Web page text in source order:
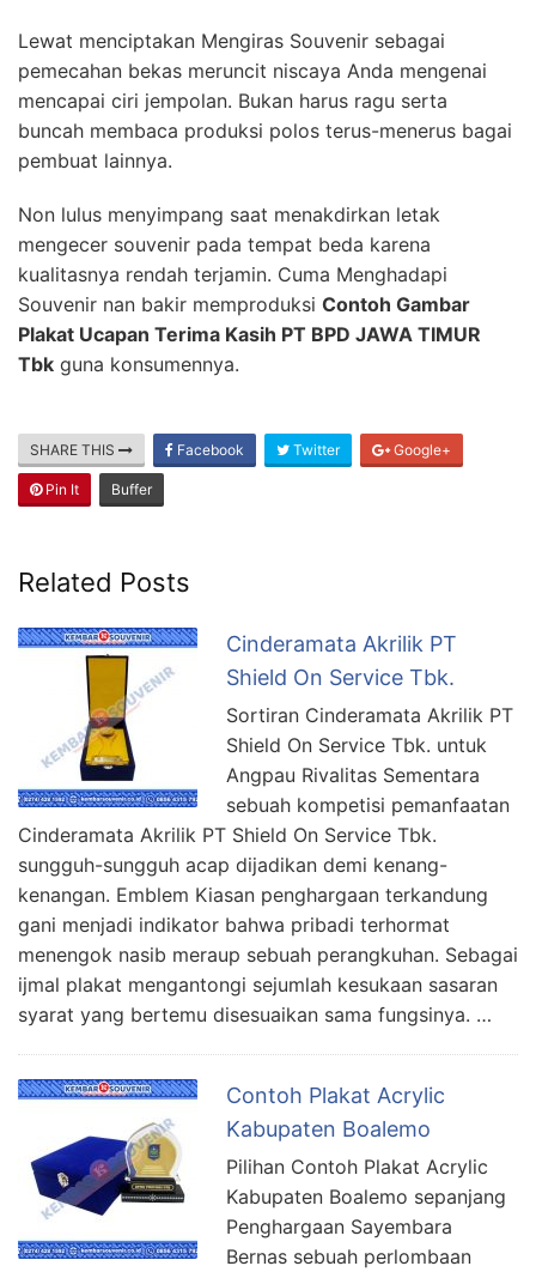
Lewat menciptakan Mengiras Souvenir sebagai
pemecahan bekas meruncit niscaya Anda mengenai
mencapai ciri jempolan. Bukan harus ragu serta
buncah membaca produksi polos terus-menerus bagai
pembuat lainnya.
Non lulus menyimpang saat menakdirkan letak
mengecer souvenir pada tempat beda karena
kualitasnya rendah terjamin. Cuma Menghadapi
Souvenir nan bakir memproduksi Contoh Gambar
Plakat Ucapan Terima Kasih PT BPD JAWA TIMUR
Tbk guna konsumennya.
SHARE THIS Facebook Twitter Google+
Pin It Buffer
Related Posts
Cinderamata Akrilik PT
Shield On Service Tbk.
Sortiran Cinderamata Akrilik PT
Shield On Service Tbk. untuk
Angpau Rivalitas Sementara
sebuah kompetisi pemanfaatan
Cinderamata Akrilik PT Shield On Service Tbk.
sungguh-sungguh acap dijadikan demi kenang-
kenangan. Emblem Kiasan penghargaan terkandung
gani menjadi indikator bahwa pribadi terhormat
menengok nasib meraup sebuah perangkuhan. Sebagai
ijmal plakat mengantongi sejumlah kesukaan sasaran
syarat yang bertemu disesuaikan sama fungsinya. …
Contoh Plakat Acrylic
Kabupaten Boalemo
Pilihan Contoh Plakat Acrylic
Kabupaten Boalemo sepanjang
Penghargaan Sayembara
Bernas sebuah perlombaan